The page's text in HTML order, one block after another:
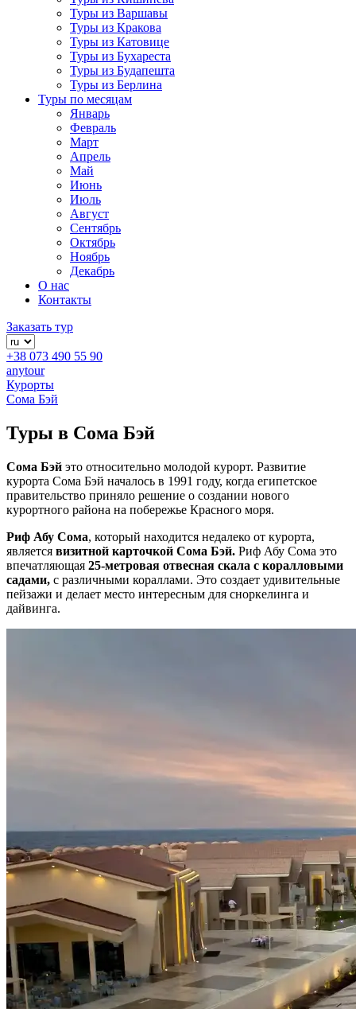
Туры из Варшавы
Туры из Кракова
Туры из Катовице
Туры из Бухареста
Туры из Будапешта
Туры из Берлина
Туры по месяцам
Январь
Февраль
Март
Апрель
Май
Июнь
Июль
Август
Сентябрь
Октябрь
Ноябрь
Декабрь
О нас
Контакты
Заказать тур
+38 073 490 55 90
anytour
Курорты
Сома Бэй
Туры в Сома Бэй
Сома Бэй это относительно молодой курорт. Развитие
курорта Сома Бэй началось в 1991 году, когда египетское
правительство приняло решение о создании нового
курортного района на побережье Красного моря.
Риф Абу Сома, который находится недалеко от курорта,
является визитной карточкой Сома Бэй. Риф Абу Сома это
впечатляющая 25-метровая отвесная скала с коралловыми
садами, с различными кораллами. Это создает удивительные
пейзажи и делает место интересным для сноркелинга и
дайвинга.